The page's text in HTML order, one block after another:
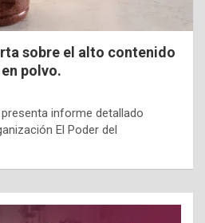
sobre el alto contenido
polvo.
informe detallado
El Poder del